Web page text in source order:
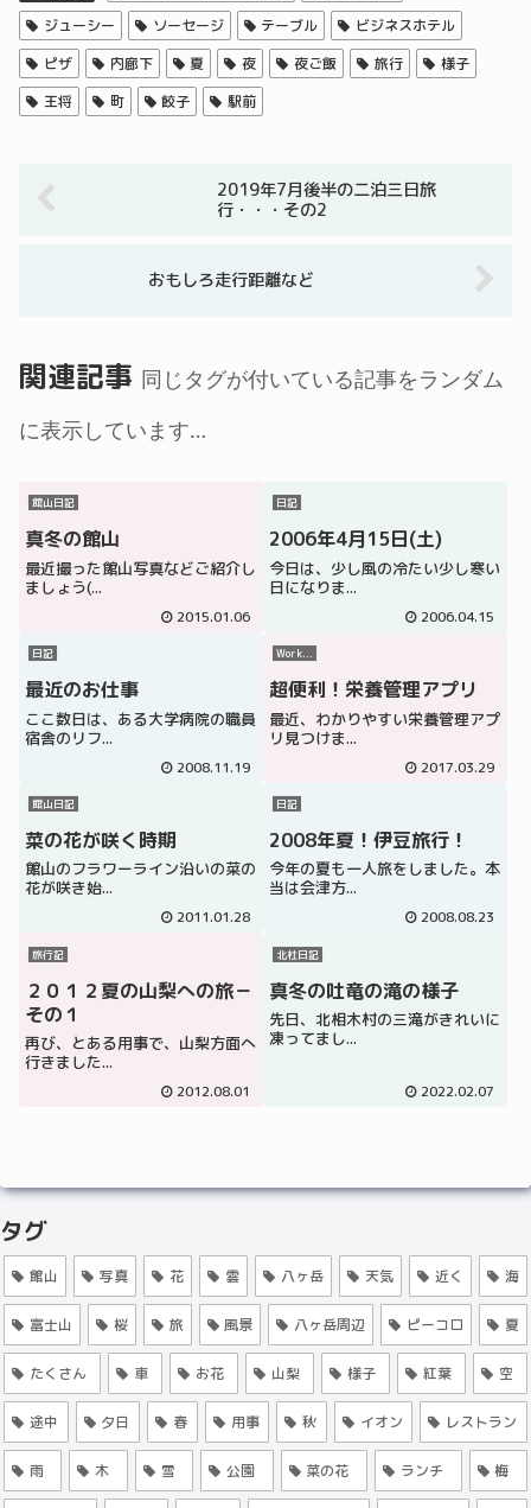
ジューシー
ソーセージ テーブル
ビジネスホテル
ピザ
内廊下 夏 夜 夜ご飯 旅行
様子
王将
町 餃子 駅前
2019年7月後半の二泊三日旅
行・・・その2
おもしろ走行距離など
関連記事 同じタグが付いている記事をランダム
に表示しています…
館山日記
真冬の館山
最近撮った館山写真などご紹介し
ましょう(...
2015.01.06
日記
2006年4月15日(土)
今日は、少し風の冷たい少し寒い
日になりま...
2006.04.15
日記
最近のお仕事
ここ数日は、ある大学病院の職員
宿舎のリフ...
2008.11.19
Work...
超便利！栄養管理アプリ
最近、わかりやすい栄養管理アプ
リ見つけま...
2017.03.29
館山日記
菜の花が咲く時期
館山のフラワーライン沿いの菜の
花が咲き始...
2011.01.28
日記
2008年夏！伊豆旅行！
今年の夏も一人旅をしました。本
当は会津方...
2008.08.23
旅行記
２０１２夏の山梨への旅－
その１
再び、とある用事で、山梨方面へ
行きました...
2012.08.01
北杜日記
真冬の吐竜の滝の様子
先日、北相木村の三滝がきれいに
凍ってまし...
2022.02.07
タグ
館山 写真 花 雲 八ヶ岳 天気 近く 海
富士山 桜 旅 風景 八ヶ岳周辺 ピーコロ 夏
たくさん 車 お花 山梨 様子 紅葉 空
途中 夕日 春 用事 秋 イオン レストラン
雨 木 雪 公園 菜の花 ランチ 梅